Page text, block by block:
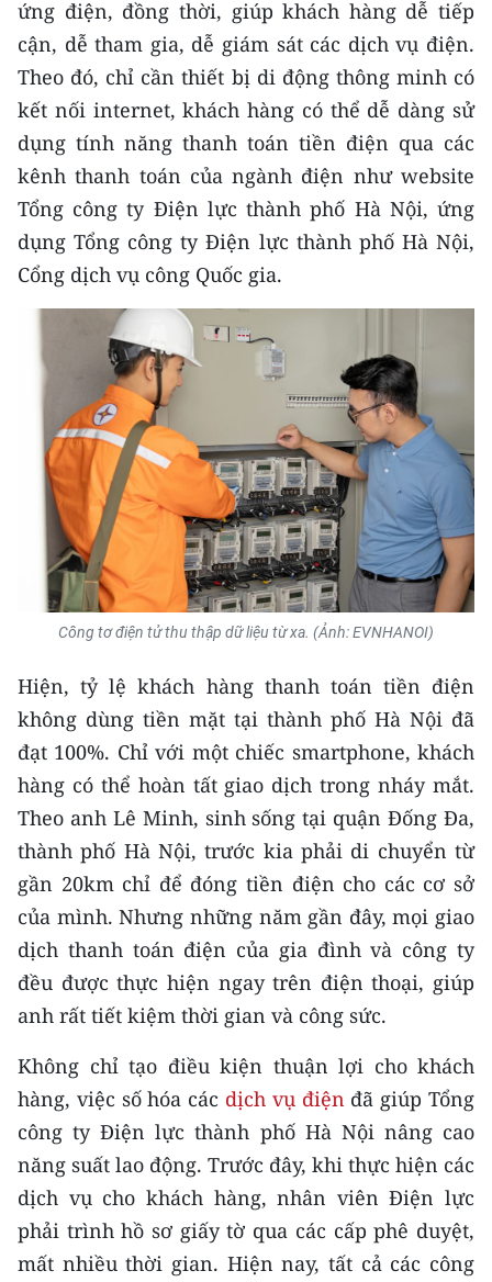
ứng điện, đồng thời, giúp khách hàng dễ tiếp
cận, dễ tham gia, dễ giám sát các dịch vụ điện.
Theo đó, chỉ cần thiết bị di động thông minh có
kết nối internet, khách hàng có thể dễ dàng sử
dụng tính năng thanh toán tiền điện qua các
kênh thanh toán của ngành điện như website
Tổng công ty Điện lực thành phố Hà Nội, ứng
dụng Tổng công ty Điện lực thành phố Hà Nội,
Cổng dịch vụ công Quốc gia.
Công tơ điện tử thu thập dữ liệu từ xa. (Ảnh: EVNHANOI)
Hiện, tỷ lệ khách hàng thanh toán tiền điện
không dùng tiền mặt tại thành phố Hà Nội đã
đạt 100%. Chỉ với một chiếc smartphone, khách
hàng có thể hoàn tất giao dịch trong nháy mắt.
Theo anh Lê Minh, sinh sống tại quận Đống Đa,
thành phố Hà Nội, trước kia phải di chuyển từ
gần 20km chỉ để đóng tiền điện cho các cơ sở
của mình. Nhưng những năm gần đây, mọi giao
dịch thanh toán điện của gia đình và công ty
đều được thực hiện ngay trên điện thoại, giúp
anh rất tiết kiệm thời gian và công sức.
Không chỉ tạo điều kiện thuận lợi cho khách
hàng, việc số hóa các dịch vụ điện đã giúp Tổng
công ty Điện lực thành phố Hà Nội nâng cao
năng suất lao động. Trước đây, khi thực hiện các
dịch vụ cho khách hàng, nhân viên Điện lực
phải trình hồ sơ giấy tờ qua các cấp phê duyệt,
mất nhiều thời gian. Hiện nay, tất cả các công